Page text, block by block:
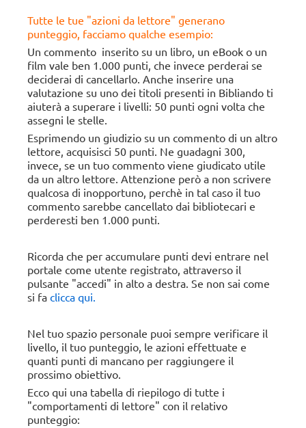
Tutte le tue "azioni da lettore" generano
punteggio, facciamo qualche esempio:
Un commento inserito su un libro, un eBook o un
film vale ben 1.000 punti, che invece perderai se
deciderai di cancellarlo. Anche inserire una
valutazione su uno dei titoli presenti in Bibliando ti
aiuterà a superare i livelli: 50 punti ogni volta che
assegni le stelle.
Esprimendo un giudizio su un commento di un altro
lettore, acquisisci 50 punti. Ne guadagni 300,
invece, se un tuo commento viene giudicato utile
da un altro lettore. Attenzione però a non scrivere
qualcosa di inopportuno, perchè in tal caso il tuo
commento sarebbe cancellato dai bibliotecari e
perderesti ben 1.000 punti.
Ricorda che per accumulare punti devi entrare nel
portale come utente registrato, attraverso il
pulsante "accedi" in alto a destra. Se non sai come
si fa clicca qui.
Nel tuo spazio personale puoi sempre verificare il
livello, il tuo punteggio, le azioni effettuate e
quanti punti di mancano per raggiungere il
prossimo obiettivo.
Ecco qui una tabella di riepilogo di tutte i
"comportamenti di lettore" con il relativo
punteggio: